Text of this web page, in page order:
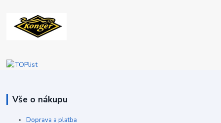
Vše o nákupu
Doprava a platba